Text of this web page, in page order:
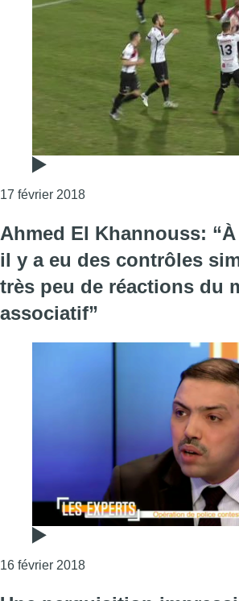
17 février 2018Consulter l'article "D2
Ahmed El Khannouss:
il y a eu des contrôles
très peu de réactions du
associatif”
16 février 2018Consulter l'article "Ahmed